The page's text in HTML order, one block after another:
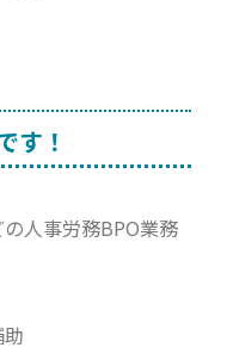
す！
人事労務BPO業務